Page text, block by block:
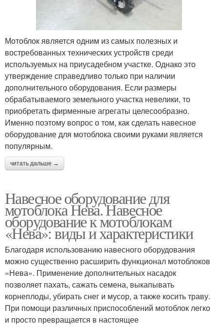
Мотоблок является одним из самых полезных и
востребованных технических устройств среди
используемых на приусадебном участке. Однако это
утверждение справедливо только при наличии
дополнительного оборудования. Если размеры
обрабатываемого земельного участка невелики, то
приобретать фирменные агрегаты целесообразно.
Именно поэтому вопрос о том, как сделать навесное
оборудование для мотоблока своими руками является
популярным.
читать дальше →
Навесное оборудование для
мотоблока Нева. Навесное
оборудование к мотоблокам
«Нева»: виды и характеристики
Благодаря использованию навесного оборудования
можно существенно расширить функционал мотоблоков
«Нева». Применение дополнительных насадок
позволяет пахать, сажать семена, выкапывать
корнеплоды, убирать снег и мусор, а также косить траву.
При помощи различных приспособлений мотоблок легко
и просто превращается в настоящее